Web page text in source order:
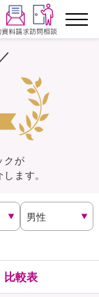
保険
向け
クが
ます。
比較表